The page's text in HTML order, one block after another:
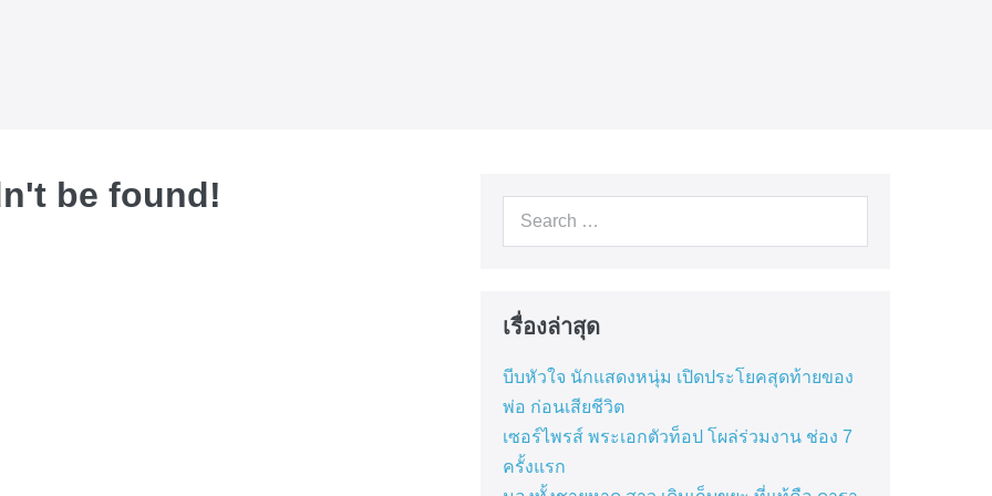
be found!
Search
เรื่องล่าสุด
บีบหัวใจ นักแสดงหนุ่ม เปิดประโยคสุดท้ายของ
พ่อ ก่อนเสียชีวิต
เซอร์ไพรส์ พระเอกตัวท็อป โผล่ร่วมงาน ช่อง 7
ครั้งแรก